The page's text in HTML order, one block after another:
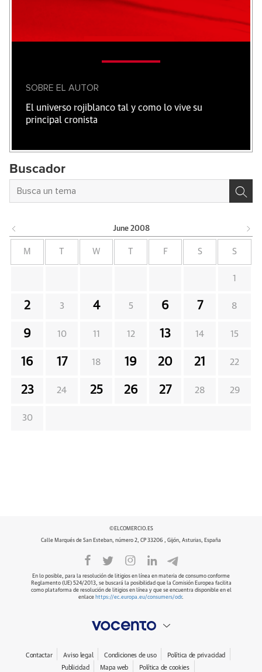
SOBRE EL AUTOR
El universo rojiblanco tal y como lo vive su
principal cronista
Buscador
June 2008
M W F S S
1
2 3 4 5 6 7 8
9 10 11 12 13 14 15
16 17 18 19 20 21 22
23 24 25 26 27 28 29
30
©ELCOMERCIO.ES
Calle Marqués de San Esteban, número 2, CP 33206 , Gijón, Asturias, España
En lo posible, para la resolución de litigios en línea en materia de consumo conforme
Reglamento (UE) 524/2013, se buscará la posibilidad que la Comisión Europea facilita
como plataforma de resolución de litigios en línea y que se encuentra disponible en el
enlace https://ec.europa.eu/consumers/odr.
Contactar Aviso legal Condiciones de uso
Política de privacidad
Publicidad
Mapa web Política de cookies